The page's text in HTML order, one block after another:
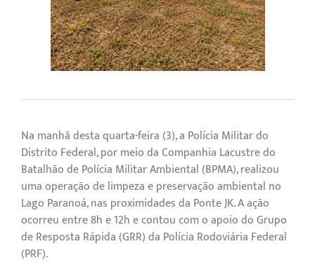
Na manhã desta quarta-feira (3), a Polícia Militar do
Distrito Federal, por meio da Companhia Lacustre do
Batalhão de Polícia Militar Ambiental (BPMA), realizou
uma operação de limpeza e preservação ambiental no
Lago Paranoá, nas proximidades da Ponte JK. A ação
ocorreu entre 8h e 12h e contou com o apoio do Grupo
de Resposta Rápida (GRR) da Polícia Rodoviária Federal
(PRF).